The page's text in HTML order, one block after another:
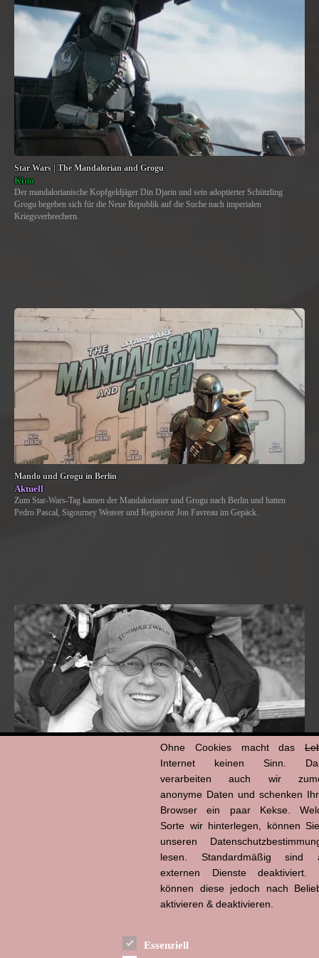
Star Wars | The Mandalorian and Grogu
Kino
Der mandalorianische Kopfgeldjäger Din Djarin und sein adoptierter Schützling
Grogu begeben sich für die Neue Republik auf die Suche nach imperialen
Kriegsverbrechern.
Mando und Grogu in Berlin
Aktuell
Zum Star-Wars-Tag kamen der Mandalorianer und Grogu nach Berlin und hatten
Pedro Pascal, Sigourney Weaver und Regisseur Jon Favreau im Gepäck.
Ohne Cookies macht das
Internet keinen Sinn.
verarbeiten auch wir
anonyme Daten und schenken
Browser ein paar Kekse.
Sorte wir hinterlegen, können
unseren
lesen. Standardmäßig sind
externen Dienste deaktiviert.
können diese jedoch nach
aktivieren & deaktivieren.
Essenziell